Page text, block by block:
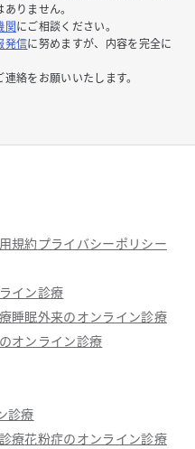
りません。
関 にご相談ください。
発信に努めますが、内容を完全に
連絡をお願いいたします。
規約プライバシーポリシー
イン診療
睡眠外来のオンライン診療
オンライン診療
診療
療花粉症のオンライン診療